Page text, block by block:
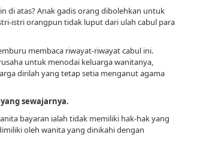
di atas? Anak gadis orang dibolehkan untuk
istri orangpun tidak luput dari ulah cabul para
membaca riwayat-riwayat cabul ini.
untuk menodai keluarga wanitanya,
dirilah yang tetap setia menganut agama
sewajarnya.
bayaran ialah tidak memiliki hak-hak yang
oleh wanita yang dinikahi dengan